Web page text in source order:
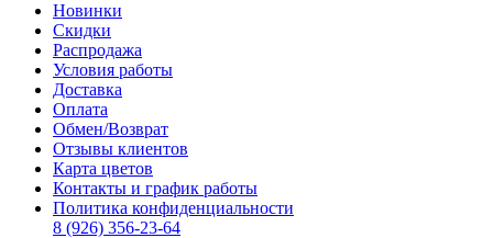
Новинки
Скидки
Распродажа
Условия работы
Доставка
Оплата
Обмен/Возврат
Отзывы клиентов
Карта цветов
Контакты и график работы
Политика конфиденциальности
8 (926) 356-23-64